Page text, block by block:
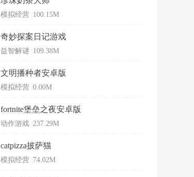
模拟经营 100.15M
奇妙探案日记游戏
益智解谜 109.38M
文明播种者安卓版
模拟经营 0.00M
fortnite堡垒之夜安卓版
动作游戏 237.29M
catpizza披萨猫
模拟经营 74.02M